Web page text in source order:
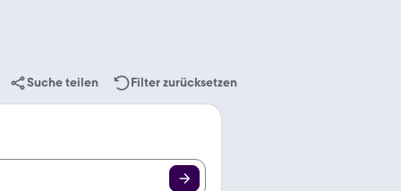
Suche teilen Filter zurücksetzen